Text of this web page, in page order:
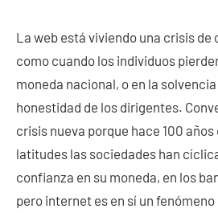
La web está viviendo una crisis
como cuando los individuos
moneda nacional, o en la
honestidad de los dirigentes.
crisis nueva porque hace 100
latitudes las sociedades han
confianza en su moneda, en los
pero internet es en sí un